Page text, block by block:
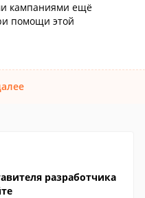
кампаниями ещё
помощи этой
разработчика